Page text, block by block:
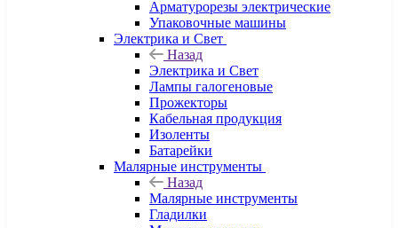
Арматурорезы электрические
Упаковочные машины
Электрика и Свет
Назад
Электрика и Свет
Лампы галогеновые
Прожекторы
Кабельная продукция
Изоленты
Батарейки
Малярные инструменты
Назад
Малярные инструменты
Гладилки